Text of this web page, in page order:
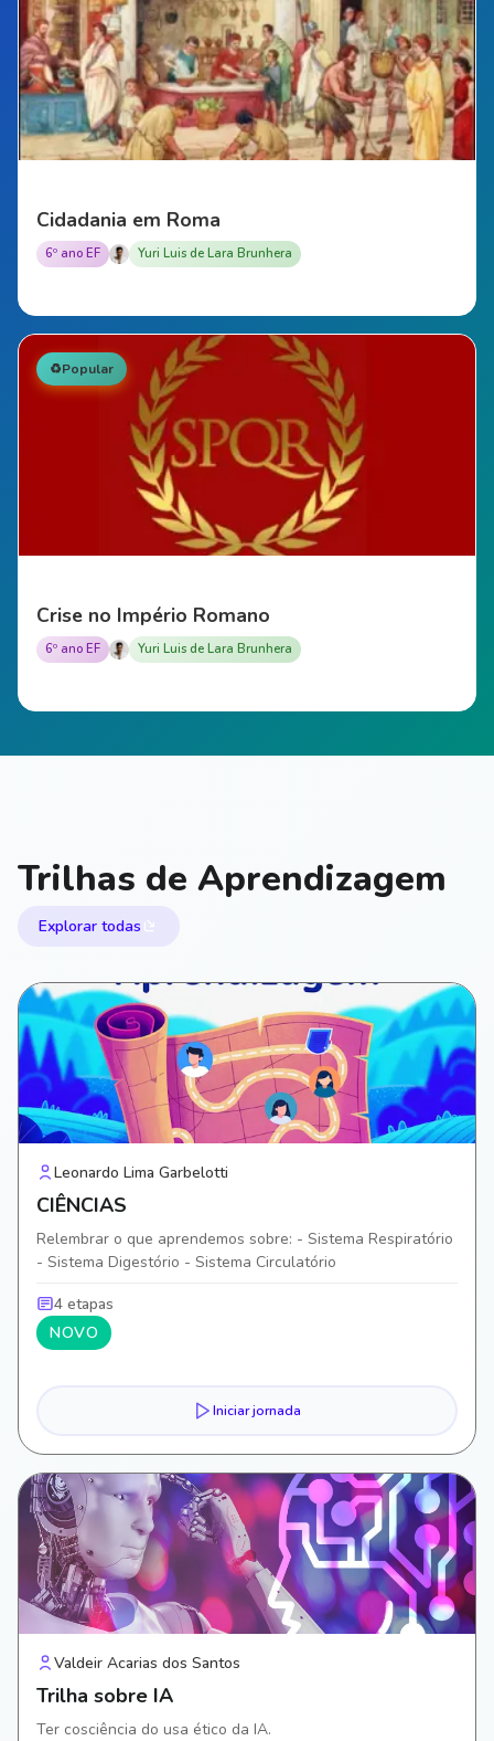
Cidadania em Roma
6º ano EF Yuri Luis de Lara Brunhera
♻️Popular
Crise no Império Romano
6º ano EF Yuri Luis de Lara Brunhera
Trilhas de Aprendizagem
Explorar todas
Leonardo Lima Garbelotti
CIÊNCIAS
Relembrar o que aprendemos sobre: - Sistema Respiratório
- Sistema Digestório - Sistema Circulatório
4 etapas
NOVO
Iniciar jornada
Valdeir Acarias dos Santos
Trilha sobre IA
Ter cosciência do usa ético da IA.